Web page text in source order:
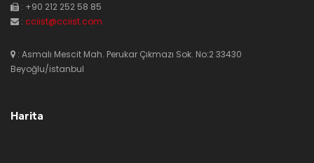
: +90 212 252 58 85
: cciist@cciist.com
: Asmalı Mescit Mah. Perukar Çıkmazı Sok. No:2 33430
Beyoğlu/istanbul
Harita